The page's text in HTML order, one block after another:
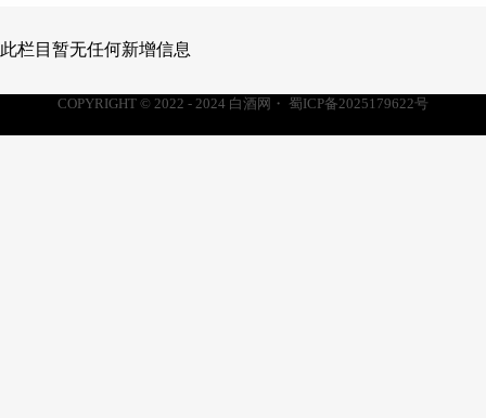
此栏目暂无任何新增信息
COPYRIGHT © 2022 - 2024 白酒网 ・ 蜀ICP备2025179622号